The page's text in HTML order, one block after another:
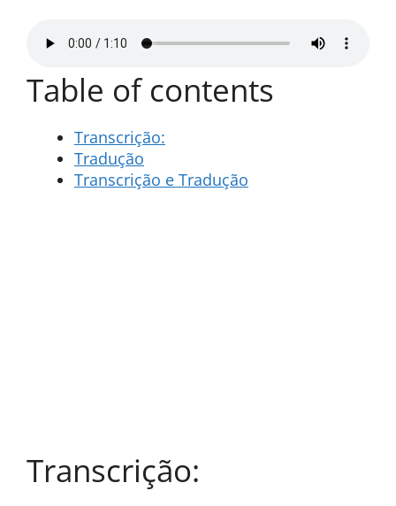
Table of contents
Transcrição:
Tradução
Transcrição e Tradução
Transcrição: